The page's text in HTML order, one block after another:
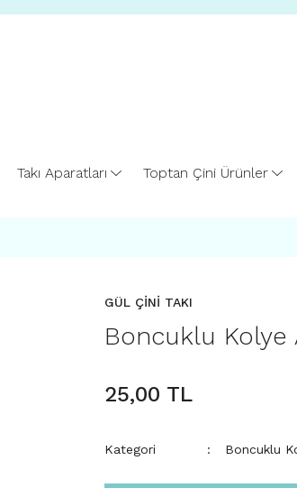
Takı Aparatları Toptan Çini Ürünler
GÜL ÇİNİ TAKI
Boncuklu Kolye
25,00 TL
Kategori Boncuklu